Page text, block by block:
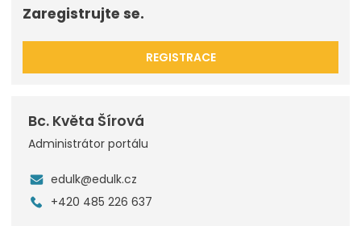
Zaregistrujte se.
REGISTRACE
Bc. Květa Šírová
Administrátor portálu
edulk@edulk.cz
+420 485 226 637